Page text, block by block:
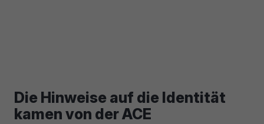
Die Hinweise auf die Identität
kamen von der ACE